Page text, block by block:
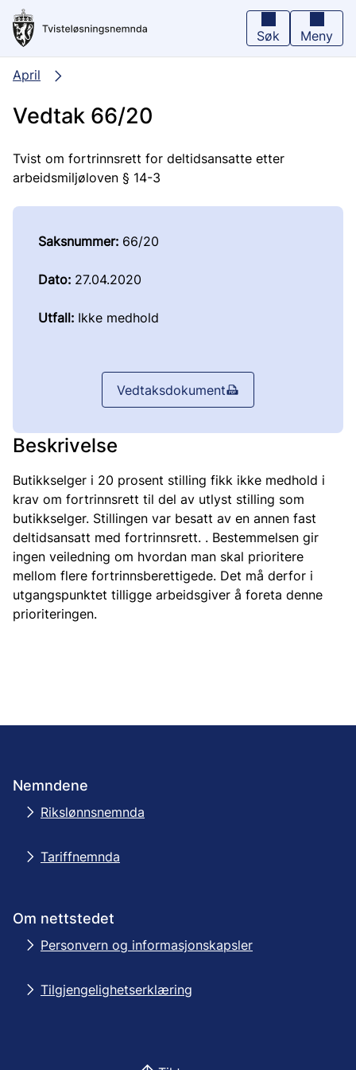
Hopp
hovedinnhold
Søk Meny
April
Vedtak 66/20
Tvist om fortrinnsrett for deltidsansatte etter
arbeidsmiljøloven § 14-3
Saksnummer: 66/20
Dato: 27.04.2020
Utfall: Ikke medhold
Vedtaksdokument
Beskrivelse
Butikkselger i 20 prosent stilling fikk ikke medhold i
krav om fortrinnsrett til del av utlyst stilling som
butikkselger. Stillingen var besatt av en annen fast
deltidsansatt med fortrinnsrett. . Bestemmelsen gir
ingen veiledning om hvordan man skal prioritere
mellom flere fortrinnsberettigede. Det må derfor i
utgangspunktet tilligge arbeidsgiver å foreta denne
prioriteringen.
Nemndene
Rikslønnsnemnda
Tariffnemnda
Om nettstedet
Personvern og informasjonskapsler
Tilgjengelighetserklæring